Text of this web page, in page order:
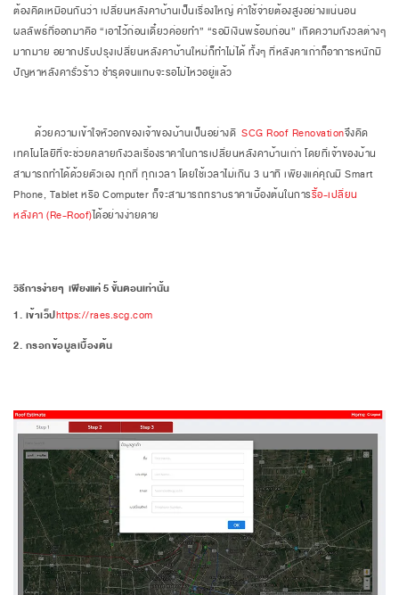
ต้องคิดเหมือนกันว่า เปลี่ยนหลังคาบ้านเป็นเรื่องใหญ่ ค่าใช้จ่ายต้องสูงอย่างแน่นอน
ผลลัพธ์ที่ออกมาคือ “เอาไว้ก่อนเดี๋ยวค่อยทำ” “รอมีเงินพร้อมก่อน” เกิดความกังวลต่างๆ
มากมาย อยากปรับปรุงเปลี่ยนหลังคาบ้านใหม่ก็ทำไม่ได้ ทั้งๆ ที่หลังคาเก่าก็อาการหนักมี
ปัญหาหลังคารั่วร้าว ชำรุดจนแทบจะรอไม่ไหวอยู่แล้ว
ด้วยความเข้าใจหัวอกของเจ้าของบ้านเป็นอย่างดี SCG Roof Renovationจึงคิด
เทคโนโลยีที่จะช่วยคลายกังวลเรื่องราคาในการเปลี่ยนหลังคาบ้านเก่า โดยที่เจ้าของบ้าน
สามารถทำได้ด้วยตัวเอง ทุกที่ ทุกเวลา โดยใช้เวลาไม่เกิน 3 นาที เพียงแค่คุณมี Smart
Phone, Tablet หรือ Computer ก็จะสามารถทราบราคาเบื้องต้นในการรื้อ-เปลี่ยน
หลังคา (Re-Roof)ได้อย่างง่ายดาย
วิธีการง่ายๆ เพียงแค่5ขั้นตอนเท่านั้น
1. เข้าเว็ปhttps://raes.scg.com
2. กรอกข้อมูลเบื้องต้น